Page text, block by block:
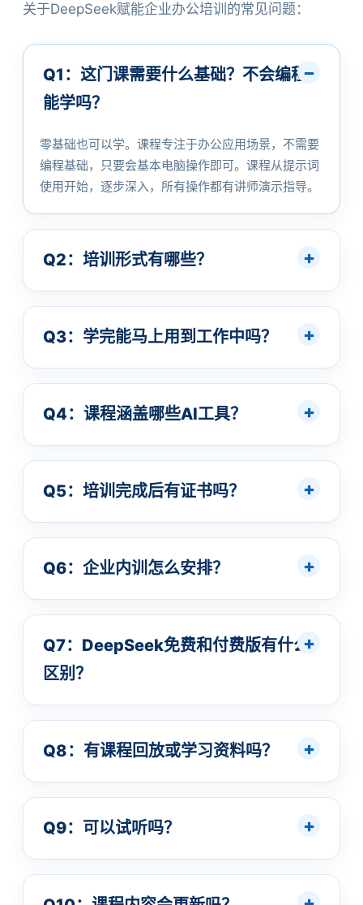
关于DeepSeek赋能企业办公培训的常见问题：
Q1：这门课需要什么基础？不会编程
能学吗？
零基础也可以学。课程专注于办公应用场景，不需要
编程基础，只要会基本电脑操作即可。课程从提示词
使用开始，逐步深入，所有操作都有讲师演示指导。
Q2：培训形式有哪些？
Q3：学完能马上用到工作中吗？
Q4：课程涵盖哪些AI工具？
Q5：培训完成后有证书吗？
Q6：企业内训怎么安排？
Q7：DeepSeek免费和付费版有什么
区别？
Q8：有课程回放或学习资料吗？
Q9：可以试听吗？